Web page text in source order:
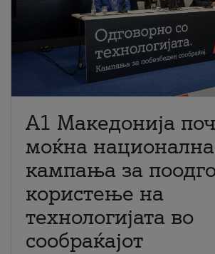
A1 Македонија
моќна национална
кампања за
користење на
технологијата во
сообраќајот